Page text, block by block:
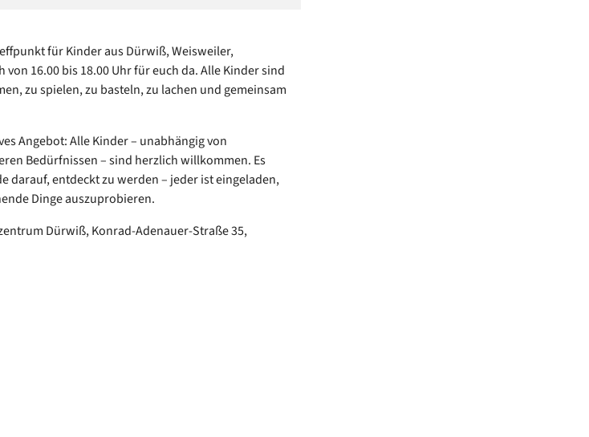
für Kinder aus Dürwiß, Weisweiler,
16.00 bis 18.00 Uhr für euch da. Alle Kinder sind
zu spielen, zu basteln, zu lachen und gemeinsam
Angebot: Alle Kinder – unabhängig von
Bedürfnissen – sind herzlich willkommen. Es
darauf, entdeckt zu werden – jeder ist eingeladen,
Dinge auszuprobieren.
Dürwiß, Konrad-Adenauer-Straße 35,